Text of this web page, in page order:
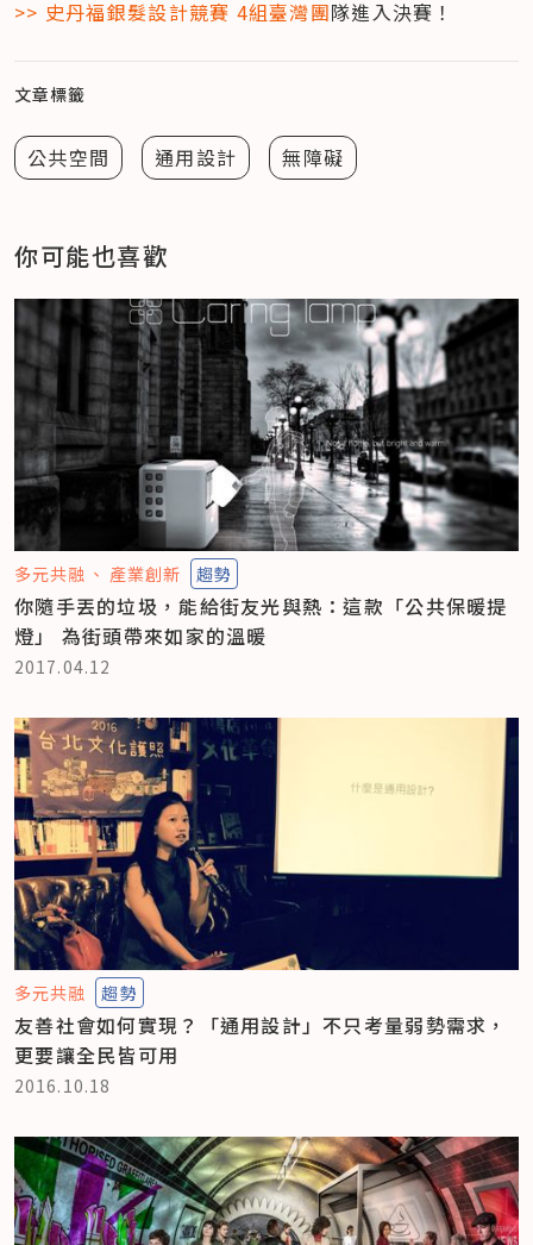
>> 史丹福銀髮設計競賽 4組臺灣團隊進入決賽！
文章標籤
公共空間 通用設計 無障礙
你可能也喜歡
多元共融 產業創新 趨勢
你隨手丟的垃圾，能給街友光與熱：這款「公共保暖提
燈」 為街頭帶來如家的溫暖
2017.04.12
多元共融 趨勢
友善社會如何實現？「通用設計」不只考量弱勢需求，
更要讓全民皆可用
2016.10.18